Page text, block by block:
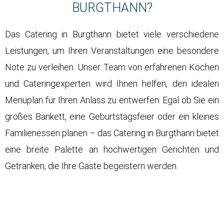
BURGTHANN?
Das Catering in Burgthann bietet viele verschiedene
Leistungen, um Ihren Veranstaltungen eine besondere
Note zu verleihen. Unser Team von erfahrenen Köchen
und Cateringexperten wird Ihnen helfen, den idealen
Menüplan für Ihren Anlass zu entwerfen. Egal ob Sie ein
großes Bankett, eine Geburtstagsfeier oder ein kleines
Familienessen planen – das Catering in Burgthann bietet
eine breite Palette an hochwertigen Gerichten und
Getränken, die Ihre Gäste begeistern werden.